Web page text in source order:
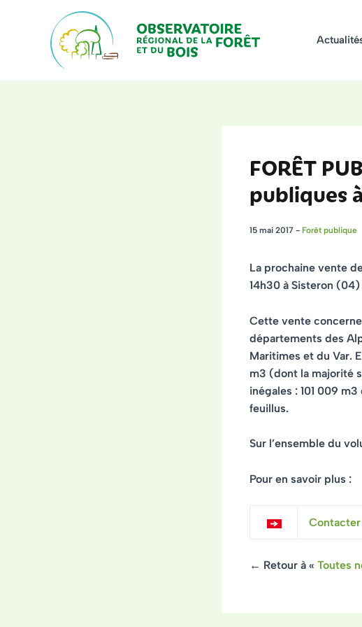
FORÊT
publiques
15 mai 2017 - Forêt publique
La prochaine vente
14h30 à Sisteron (04)
Cette vente
départements des
Maritimes et du Var.
m3 (dont la majorité
inégales : 101 009
feuillus.
Sur l’ensemble du
Pour en savoir plus :
Contacter
← Retour à « Toutes